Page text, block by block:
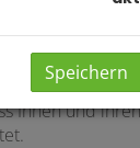
und die für
machen
Ihnen und
Speichern